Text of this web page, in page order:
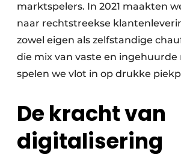
marktspelers. In 2021 maakten
naar rechtstreekse
zowel eigen als zelfstandige
die mix van vaste en
spelen we vlot in op drukke
De kracht van
digitalisering